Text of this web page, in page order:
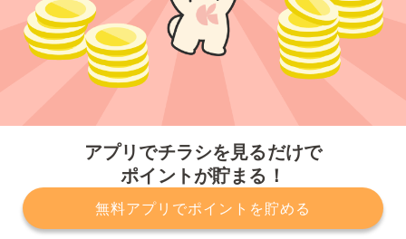
アプリでチラシを見るだけで
ポイントが貯まる！
無料アプリでポイントを貯める
プライバシーポリシー 利用規約
運営会社